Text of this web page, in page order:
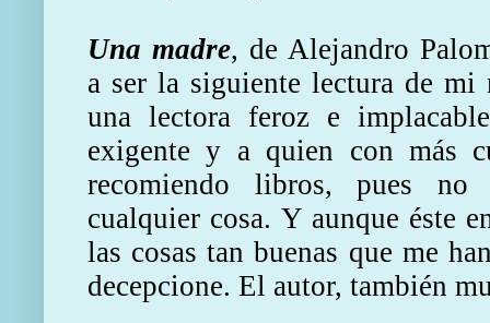
Una madre, de Alejandro
a ser la siguiente lectura de mi
una lectora feroz e
exigente y a quien con más
recomiendo libros, pues no
cualquier cosa. Y aunque éste
las cosas tan buenas que me
decepcione. El autor, también